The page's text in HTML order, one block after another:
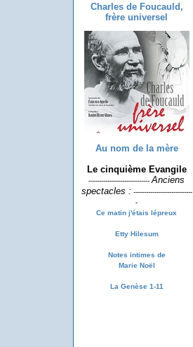
Charles de Foucauld,
frère universel
Au nom de la mère
Le cinquième Evangile
-----------------------------Anciens
spectacles : ----------------------------
-
Ce matin j'étais lépreux
Etty Hilesum
Notes intimes de
Marie Noël
La Genèse 1-11